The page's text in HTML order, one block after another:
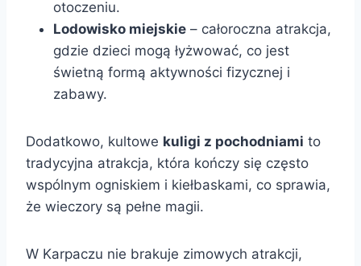
otoczeniu.
Lodowisko miejskie – całoroczna atrakcja,
gdzie dzieci mogą łyżwować, co jest
świetną formą aktywności fizycznej i
zabawy.
Dodatkowo, kultowe kuligi z pochodniami to
tradycyjna atrakcja, która kończy się często
wspólnym ogniskiem i kiełbaskami, co sprawia,
że wieczory są pełne magii.
W Karpaczu nie brakuje zimowych atrakcji,